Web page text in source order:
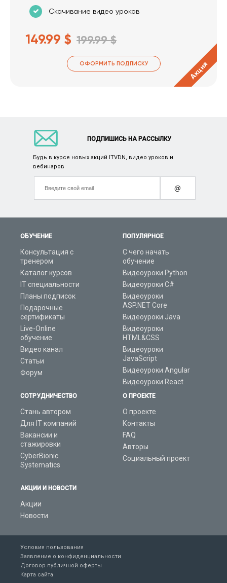
Скачивание видео уроков
149.99 $ 199.99 $
ОФОРМИТЬ ПОДПИСКУ Акция
ОБУЧЕНИЕ
Консультация с
тренером
Каталог курсов
IT специальности
Планы подписок
Подарочные
сертификаты
Live-Online
обучение
Видео канал
Статьи
Форум
ПОПУЛЯРНОЕ
С чего начать
обучение
Видеоуроки Python
Видеоуроки C#
Видеоуроки
ASP.NET Core
Видеоуроки Java
Видеоуроки
HTML&CSS
Видеоуроки
JavaScript
Видеоуроки Angular
Видеоуроки React
СОТРУДНИЧЕСТВО
Стань автором
Для IT компаний
Вакансии и
стажировки
CyberBionic
Systematics
АКЦИИ И НОВОСТИ
Акции
Новости
О ПРОЕКТЕ
О проекте
Контакты
FAQ
Авторы
Социальный проект
ПОДПИШИСЬ НА РАССЫЛКУ
Будь в курсе новых акций ITVDN, видео уроков и
вебинаров
@
Условия пользования
Заявление о конфиденциальности
Договор публичной оферты
Карта сайта